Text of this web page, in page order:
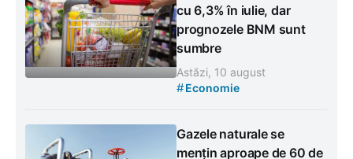
cu 6,3% în iulie, dar
prognozele BNM sunt
sumbre
Astăzi, 10 august
#Economie
Gazele naturale se
mențin aproape de 60 de